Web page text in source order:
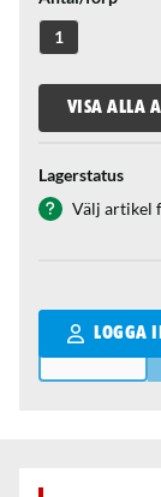
1
VISA ALLA
Lagerstatus
Välj artikel
LOGGA
Qantity